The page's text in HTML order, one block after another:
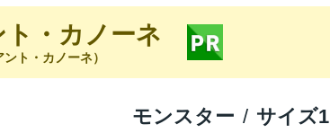
・カノーネ
ト・カノーネ）
モンスター サイズ1